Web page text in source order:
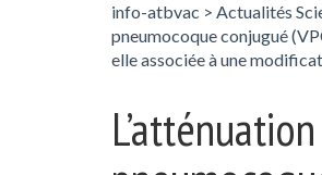
info-atbvac > Actualités
pneumocoque conjugué
elle associée à une